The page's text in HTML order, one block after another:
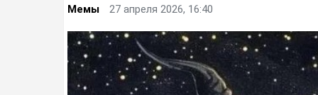
Мемы 27 апреля 2026, 16:40